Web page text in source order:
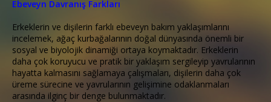
Ebeveyn Davranış Farkları
Erkeklerin ve dişilerin farklı ebeveyn bakım yaklaşımlarını
incelemek, ağaç kurbağalarının doğal dünyasında önemli bir
sosyal ve biyolojik dinamiği ortaya koymaktadır. Erkeklerin
daha çok koruyucu ve pratik bir yaklaşım sergileyip yavrularının
hayatta kalmasını sağlamaya çalışmaları, dişilerin daha çok
üreme sürecine ve yavrularının gelişimine odaklanmaları
arasında ilginç bir denge bulunmaktadır.